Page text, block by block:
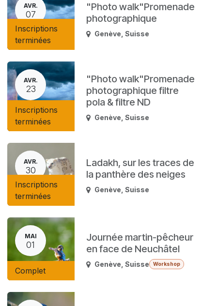
AVR.
07
Inscriptions
terminées
"Photo walk"Promenade
photographique
Genève ,Suisse
AVR.
23
Inscriptions
terminées
"Photo walk"Promenade
photographique filtre
pola & filtre ND
Genève ,Suisse
AVR.
30
Inscriptions
terminées
Ladakh, sur les traces de
la panthère des neiges
Genève ,Suisse
MAI
01
Complet
Journée martin-pêcheur
en face de Neuchâtel
Genève ,Suisse Workshop